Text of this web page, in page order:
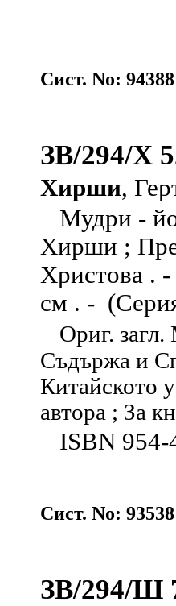
Сист. No: 94388
ЗВ/294/Х
Хирши,
Мудри -
Хирши ;
Христова .
см . -
Ориг.
Съдържа и
Китайското
автора ; За
ISBN 954-
Сист. No: 93538
ЗВ/294/Ш